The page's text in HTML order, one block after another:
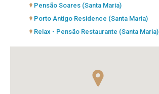
Pensão Soares (Santa Maria)
Porto Antigo Residence (Santa Maria)
Relax - Pensão Restaurante (Santa Maria)